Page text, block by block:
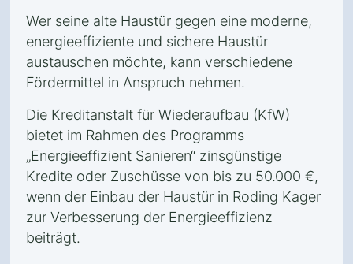
Wer seine alte Haustür gegen eine moderne,
energieeffiziente und sichere Haustür
austauschen möchte, kann verschiedene
Fördermittel in Anspruch nehmen.
Die Kreditanstalt für Wiederaufbau (KfW)
bietet im Rahmen des Programms
„Energieeffizient Sanieren“ zinsgünstige
Kredite oder Zuschüsse von bis zu 50.000 €,
wenn der Einbau der Haustür in Roding Kager
zur Verbesserung der Energieeffizienz
beiträgt.